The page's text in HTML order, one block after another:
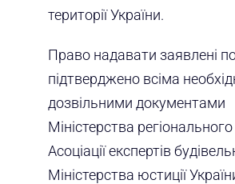
території України.
Право надавати заявлені
підтверджено всіма
дозвільними документами
Міністерства
Асоціації експертів
Міністерства юстиції